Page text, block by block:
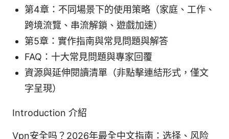
第4章：不同場景下的使用策略（家庭、工作、
跨境流覽、串流解鎖、遊戲加速）
第5章：實作指南與常見問題與解答
FAQ：十大常見問題與專家回覆
資源與延伸閱讀清單（非點擊連結形式，僅文
字呈現）
Introduction 介紹
Vpn安全吗？2026年最全中文指南：选择、风险